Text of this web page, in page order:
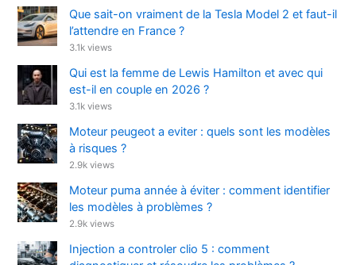
Que sait-on vraiment de la Tesla Model 2 et faut-il
l’attendre en France ?
3.1k views
Qui est la femme de Lewis Hamilton et avec qui
est-il en couple en 2026 ?
3.1k views
Moteur peugeot a eviter : quels sont les modèles
à risques ?
2.9k views
Moteur puma année à éviter : comment identifier
les modèles à problèmes ?
2.9k views
Injection a controler clio 5 : comment